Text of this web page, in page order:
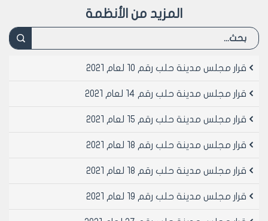
المزيد من الأنظمة
قرار مجلس مدينة حلب رقم 10 لعام 2021
قرار مجلس مدينة حلب رقم 14 لعام 2021
قرار مجلس مدينة حلب رقم 15 لعام 2021
قرار مجلس مدينة حلب رقم 18 لعام 2021
قرار مجلس مدينة حلب رقم 18 لعام 2021
قرار مجلس مدينة حلب رقم 19 لعام 2021